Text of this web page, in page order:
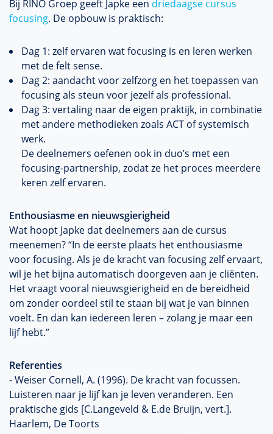
Bij RINO Groep geeft Japke een driedaagse cursus
focusing. De opbouw is praktisch:
Dag 1: zelf ervaren wat focusing is en leren werken
met de felt sense.
Dag 2: aandacht voor zelfzorg en het toepassen van
focusing als steun voor jezelf als professional.
Dag 3: vertaling naar de eigen praktijk, in combinatie
met andere methodieken zoals ACT of systemisch
werk.
De deelnemers oefenen ook in duo’s met een
focusing-partnership, zodat ze het proces meerdere
keren zelf ervaren.
Enthousiasme en nieuwsgierigheid
Wat hoopt Japke dat deelnemers aan de cursus
meenemen? “In de eerste plaats het enthousiasme
voor focusing. Als je de kracht van focusing zelf ervaart,
wil je het bijna automatisch doorgeven aan je cliënten.
Het vraagt vooral nieuwsgierigheid en de bereidheid
om zonder oordeel stil te staan bij wat je van binnen
voelt. En dan kan iedereen leren – zolang je maar een
lijf hebt.”
Referenties
- Weiser Cornell, A. (1996). De kracht van focussen.
Luisteren naar je lijf kan je leven veranderen. Een
praktische gids [C.Langeveld & E.de Bruijn, vert.].
Haarlem, De Toorts